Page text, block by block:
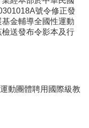
號令修正發
金輔導全國性運動
送發布令影本及行
動團體聘用國際級教